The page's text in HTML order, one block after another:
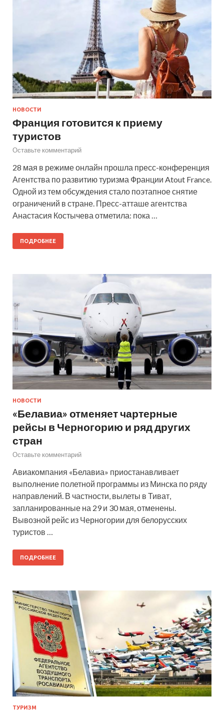
НОВОСТИ
Франция готовится к приему
туристов
Оставьте комментарий
28 мая в режиме онлайн прошла пресс-конференция
Агентства по развитию туризма Франции Atout France.
Одной из тем обсуждения стало поэтапное снятие
ограничений в стране. Пресс-атташе агентства
Анастасия Костычева отметила: пока …
ПОДРОБНЕЕ
НОВОСТИ
«Белавиа» отменяет чартерные
рейсы в Черногорию и ряд других
стран
Оставьте комментарий
Авиакомпания «Белавиа» приостанавливает
выполнение полетной программы из Минска по ряду
направлений. В частности, вылеты в Тиват,
запланированные на 29 и 30 мая, отменены.
Вывозной рейс из Черногории для белорусских
туристов …
ПОДРОБНЕЕ
ТУРИЗМ